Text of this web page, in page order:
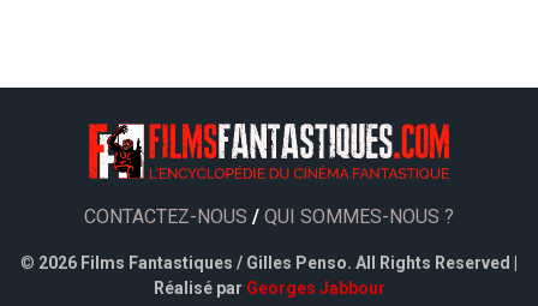
CONTACTEZ-NOUS / QUI SOMMES-NOUS ?
© 2026 Films Fantastiques / Gilles Penso. All Rights Reserved |
Réalisé par Georges Jabbour